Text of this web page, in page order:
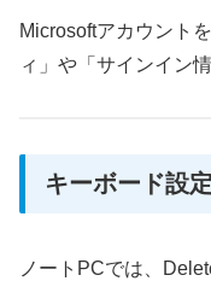
Microsoftアカウント
ィ」や「サインイン
キーボード設
ノートPCでは、